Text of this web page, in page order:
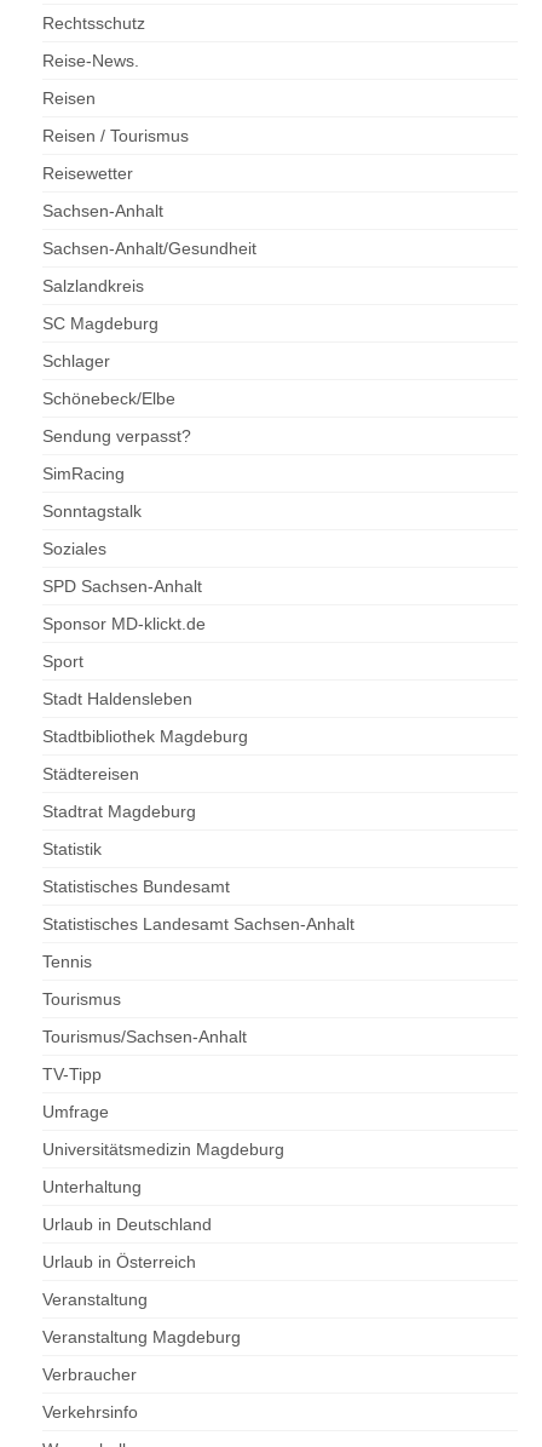
Rechtsschutz
Reise-News.
Reisen
Reisen / Tourismus
Reisewetter
Sachsen-Anhalt
Sachsen-Anhalt/Gesundheit
Salzlandkreis
SC Magdeburg
Schlager
Schönebeck/Elbe
Sendung verpasst?
SimRacing
Sonntagstalk
Soziales
SPD Sachsen-Anhalt
Sponsor MD-klickt.de
Sport
Stadt Haldensleben
Stadtbibliothek Magdeburg
Städtereisen
Stadtrat Magdeburg
Statistik
Statistisches Bundesamt
Statistisches Landesamt Sachsen-Anhalt
Tennis
Tourismus
Tourismus/Sachsen-Anhalt
TV-Tipp
Umfrage
Universitätsmedizin Magdeburg
Unterhaltung
Urlaub in Deutschland
Urlaub in Österreich
Veranstaltung
Veranstaltung Magdeburg
Verbraucher
Verkehrsinfo